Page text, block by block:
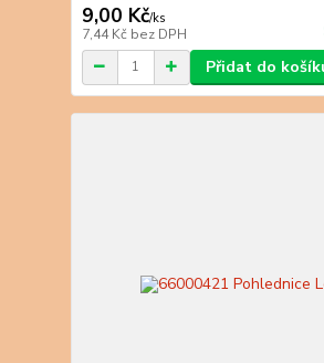
9,00 Kč/ks
7,44 Kč bez DPH
Přidat do